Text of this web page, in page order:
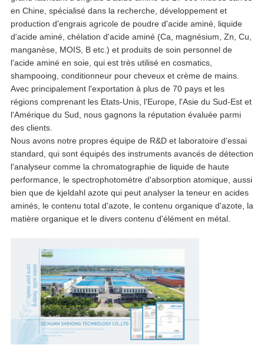
en Chine, spécialisé dans la recherche, développement et
production d'engrais agricole de poudre d'acide aminé, liquide
d'acide aminé, chélation d'acide aminé (Ca, magnésium, Zn, Cu,
manganèse, MOIS, B etc.) et produits de soin personnel de
l'acide aminé en soie, qui est très utilisé en cosmatics,
shampooing, conditionneur pour cheveux et crème de mains.
Avec principalement l'exportation à plus de 70 pays et les
régions comprenant les Etats-Unis, l'Europe, l'Asie du Sud-Est et
l'Amérique du Sud, nous gagnons la réputation évaluée parmi
des clients.
Nous avons notre propres équipe de R&D et laboratoire d'essai
standard, qui sont équipés des instruments avancés de détection
l'analyseur comme la chromatographie de liquide de haute
performance, le spectrophotomètre d'absorption atomique, aussi
bien que de kjeldahl azote qui peut analyser la teneur en acides
aminés, le contenu total d'azote, le contenu organique d'azote, la
matière organique et le divers contenu d'élément en métal.